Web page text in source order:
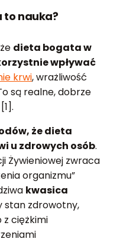
to nauka?
dieta bogata w
wpływać
krwi, wrażliwość
są realne, dobrze
że dieta
u zdrowych osób.
Żywieniowej zwraca
organizmu”
kwasica
stan zdrowotny,
z ciężkimi